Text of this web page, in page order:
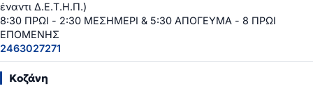
έναντι Δ.Ε.Τ.Η.Π.)
8:30 ΠΡΩΙ - 2:30 ΜΕΣΗΜΕΡΙ & 5:30 ΑΠΟΓΕΥΜΑ - 8 ΠΡΩΙ
ΕΠΟΜΕΝΗΣ
2463027271
Κοζάνη